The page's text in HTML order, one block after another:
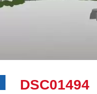
DSC01494